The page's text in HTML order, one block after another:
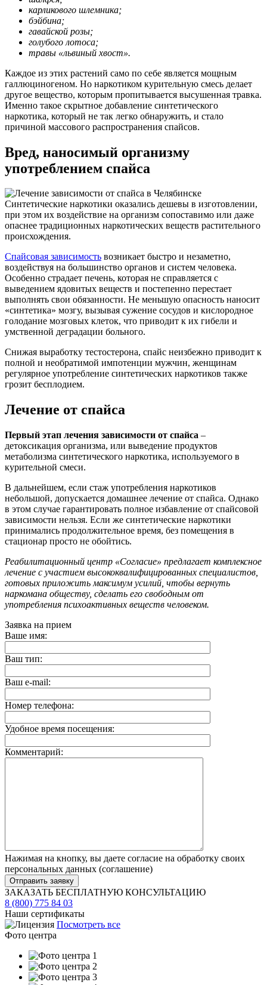
карликового шлемника;
бэйбина;
гавайской розы;
голубого лотоса;
травы «львиный хвост».
Каждое из этих растений само по себе является мощным
галлюциногеном. Но наркотиком курительную смесь делает
другое вещество, которым пропитывается высушенная травка.
Именно такое скрытное добавление синтетического
наркотика, который не так легко обнаружить, и стало
причиной массового распространения спайсов.
Вред, наносимый организму
употреблением спайса
Синтетические наркотики оказались дешевы в изготовлении,
при этом их воздействие на организм сопоставимо или даже
опаснее традиционных наркотических веществ растительного
происхождения.
Спайсовая зависимость возникает быстро и незаметно,
воздействуя на большинство органов и систем человека.
Особенно страдает печень, которая не справляется с
выведением ядовитых веществ и постепенно перестает
выполнять свои обязанности. Не меньшую опасность наносит
«синтетика» мозгу, вызывая сужение сосудов и кислородное
голодание мозговых клеток, что приводит к их гибели и
умственной деградации больного.
Снижая выработку тестостерона, спайс неизбежно приводит к
полной и необратимой импотенции мужчин, женщинам
регулярное употребление синтетических наркотиков также
грозит бесплодием.
Лечение от спайса
Первый этап лечения зависимости от спайса –
детоксикация организма, или выведение продуктов
метаболизма синтетического наркотика, используемого в
курительной смеси.
В дальнейшем, если стаж употребления наркотиков
небольшой, допускается домашнее лечение от спайса. Однако
в этом случае гарантировать полное избавление от спайсовой
зависимости нельзя. Если же синтетические наркотики
принимались продолжительное время, без помещения в
стационар просто не обойтись.
Реабилитационный центр «Согласие» предлагает комплексное
лечение с участием высококвалифицированных специалистов,
готовых приложить максимум усилий, чтобы вернуть
наркомана обществу, сделать его свободным от
употребления психоактивных веществ человеком.
Заявка на прием
Ваше имя:
Ваш тип:
Ваш e-mail:
Номер телефона:
Удобное время посещения:
Комментарий:
Нажимая на кнопку, вы даете согласие на обработку своих
персональных данных (соглашение)
ЗАКАЗАТЬ БЕСПЛАТНУЮ КОНСУЛЬТАЦИЮ
8 (800) 775 84 03
Наши сертификаты
Посмотреть все
Фото центра